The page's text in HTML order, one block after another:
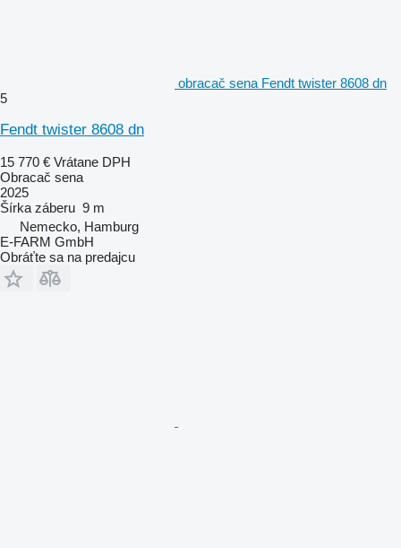
obracač sena Fendt twister 8608 dn
5
Fendt twister 8608 dn
15 770 € Vrátane DPH
Obracač sena
2025
Šírka záberu 9 m
Nemecko, Hamburg
E-FARM GmbH
Obráťte sa na predajcu